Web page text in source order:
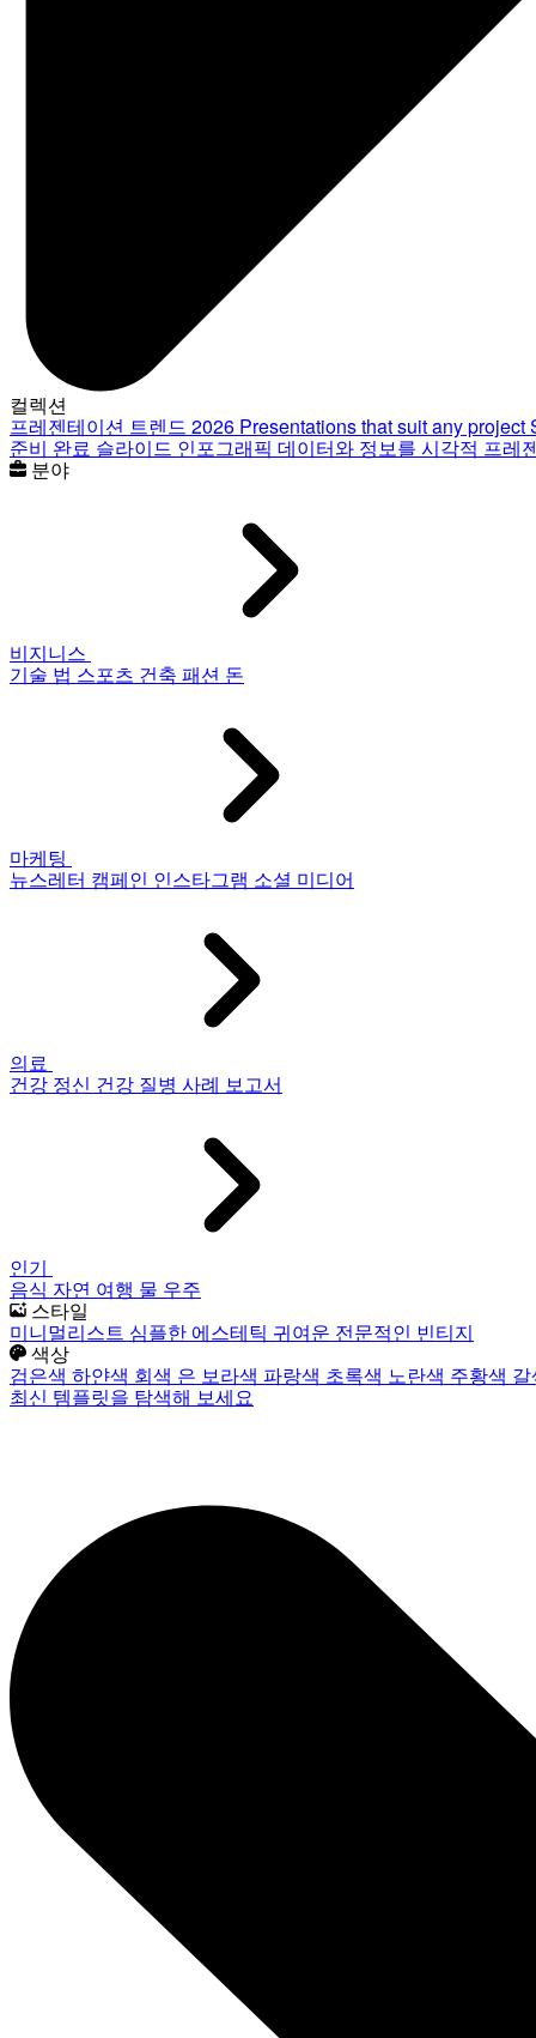
컬렉션
프레젠테이션 트렌드 2026 Presentations that suit any project
준비 완료 슬라이드 인포그래픽 데이터와 정보를 시각적 프레
분야
비지니스
기술 법 스포츠 건축 패션 돈
마케팅
뉴스레터 캠페인 인스타그램 소셜 미디어
의료
건강 정신 건강 질병 사례 보고서
인기
음식 자연 여행 물 우주
스타일
미니멀리스트 심플한 에스테틱 귀여운 전문적인 빈티지
색상
검은색 하얀색 회색 은 보라색 파랑색 초록색 노란색 주황색
최신 템플릿을 탐색해 보세요